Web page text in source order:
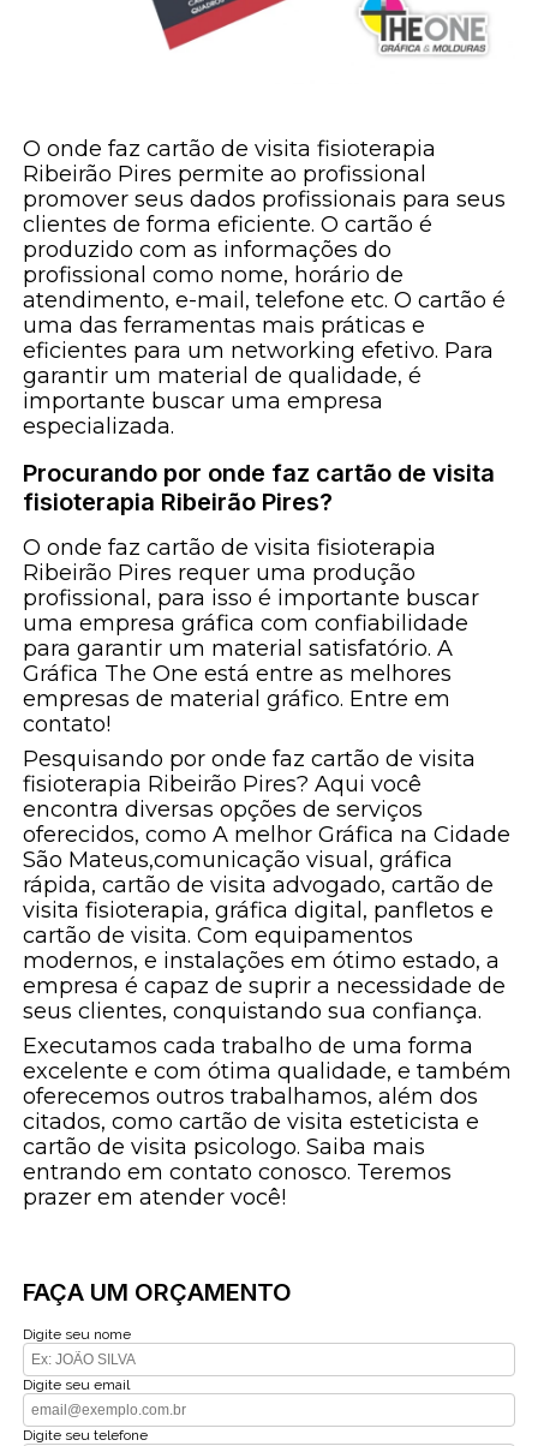
O onde faz cartão de visita fisioterapia
Ribeirão Pires permite ao profissional
promover seus dados profissionais para seus
clientes de forma eficiente. O cartão é
produzido com as informações do
profissional como nome, horário de
atendimento, e-mail, telefone etc. O cartão é
uma das ferramentas mais práticas e
eficientes para um networking efetivo. Para
garantir um material de qualidade, é
importante buscar uma empresa
especializada.
Procurando por onde faz cartão de visita
fisioterapia Ribeirão Pires?
O onde faz cartão de visita fisioterapia
Ribeirão Pires requer uma produção
profissional, para isso é importante buscar
uma empresa gráfica com confiabilidade
para garantir um material satisfatório. A
Gráfica The One está entre as melhores
empresas de material gráfico. Entre em
contato!
Pesquisando por onde faz cartão de visita
fisioterapia Ribeirão Pires? Aqui você
encontra diversas opções de serviços
oferecidos, como A melhor Gráfica na Cidade
São Mateus,comunicação visual, gráfica
rápida, cartão de visita advogado, cartão de
visita fisioterapia, gráfica digital, panfletos e
cartão de visita. Com equipamentos
modernos, e instalações em ótimo estado, a
empresa é capaz de suprir a necessidade de
seus clientes, conquistando sua confiança.
Executamos cada trabalho de uma forma
excelente e com ótima qualidade, e também
oferecemos outros trabalhamos, além dos
citados, como cartão de visita esteticista e
cartão de visita psicologo. Saiba mais
entrando em contato conosco. Teremos
prazer em atender você!
FAÇA UM ORÇAMENTO
Digite seu nome
Digite seu email
Digite seu telefone